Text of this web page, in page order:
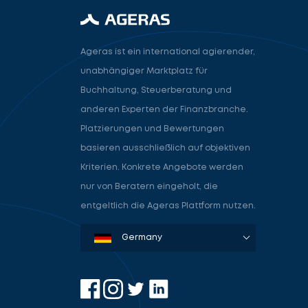
Ageras ist ein international agierender,
unabhängiger Marktplatz für
Buchhaltung, Steuerberatung und
anderen Experten der Finanzbranche.
Platzierungen und Bewertungen
basieren ausschließlich auf objektiven
Kriterien. Konkrete Angebote werden
nur von Beratern eingeholt, die
entgeltlich die Ageras Plattform nutzen.
Denmark
Sweden
Norway
Netherlands
Germany
USA